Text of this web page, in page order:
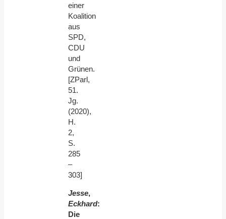
einer
Koalition
aus
SPD,
CDU
und
Grünen.
[ZParl,
51.
Jg.
(2020),
H.
2,
S.
285
–
303]
Jesse,
Eckhard:
Die